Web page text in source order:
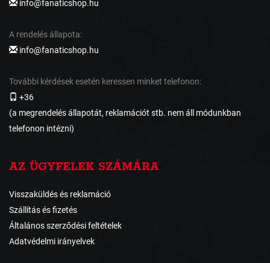
info@fanaticshop.hu
A rendelés állapota:
info@fanaticshop.hu
További kérdések esetén keressen minket telefonon:
+36
(a megrendelés állapotát, reklamációt stb. nem áll módunkban
telefonon intézni)
AZ ÜGYFELEK SZÁMÁRA
Visszaküldés és reklamáció
Szállítás és fizetés
Általános szerződési feltételek
Adatvédelmi irányelvek